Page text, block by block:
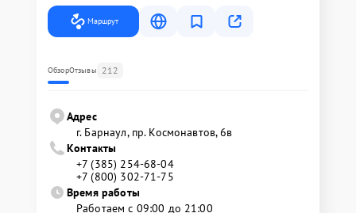
Маршрут
ОбзорОтзывы 212
Адрес
г. Барнаул, ​пр. Космонавтов, 6в
Контакты
+7 (385) 254-68-04
+7 (800) 302-71-75
Время работы
Работаем с 09:00 до 21:00